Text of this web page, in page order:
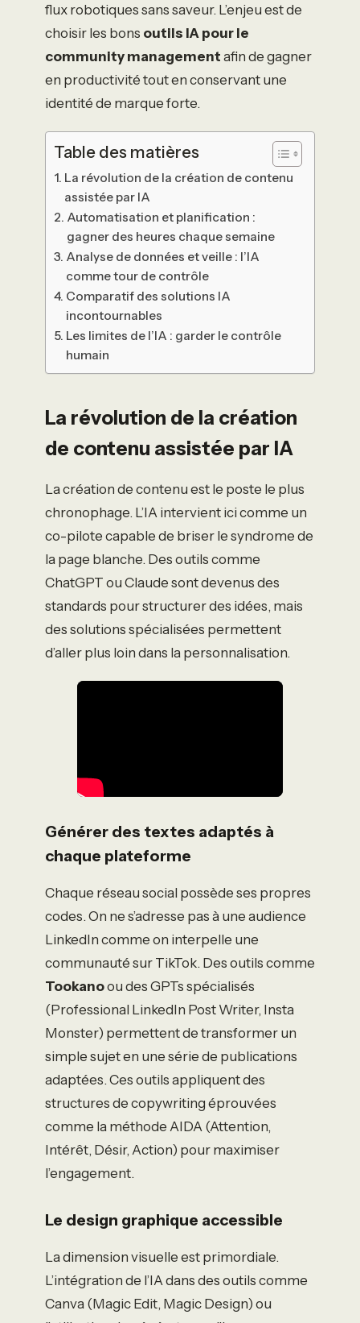
flux robotiques sans saveur. L’enjeu est de
choisir les bons outils IA pour le
community management afin de gagner
en productivité tout en conservant une
identité de marque forte.
Table des matières
La révolution de la création de contenu
assistée par IA
Automatisation et planification :
gagner des heures chaque semaine
Analyse de données et veille : l’IA
comme tour de contrôle
Comparatif des solutions IA
incontournables
Les limites de l’IA : garder le contrôle
humain
La révolution de la création
de contenu assistée par IA
La création de contenu est le poste le plus
chronophage. L’IA intervient ici comme un
co-pilote capable de briser le syndrome de
la page blanche. Des outils comme
ChatGPT ou Claude sont devenus des
standards pour structurer des idées, mais
des solutions spécialisées permettent
d’aller plus loin dans la personnalisation.
Générer des textes adaptés à
chaque plateforme
Chaque réseau social possède ses propres
codes. On ne s’adresse pas à une audience
LinkedIn comme on interpelle une
communauté sur TikTok. Des outils comme
Tookanoou des GPTs spécialisés
(Professional LinkedIn Post Writer, Insta
Monster) permettent de transformer un
simple sujet en une série de publications
adaptées. Ces outils appliquent des
structures de copywriting éprouvées
comme la méthode AIDA (Attention,
Intérêt, Désir, Action) pour maximiser
l’engagement.
Le design graphique accessible
La dimension visuelle est primordiale.
L’intégration de l’IA dans des outils comme
Canva (Magic Edit, Magic Design) ou